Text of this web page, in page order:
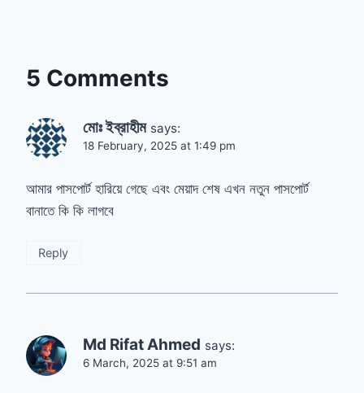
5 Comments
মোঃ ইব্রাহীম says:
18 February, 2025 at 1:49 pm
আমার পাসপোর্ট হারিয়ে গেছে এবং মেয়াদ শেষ এখন নতুন পাসপোর্ট
বানাতে কি কি লাগবে
Reply
Md Rifat Ahmed says:
6 March, 2025 at 9:51 am